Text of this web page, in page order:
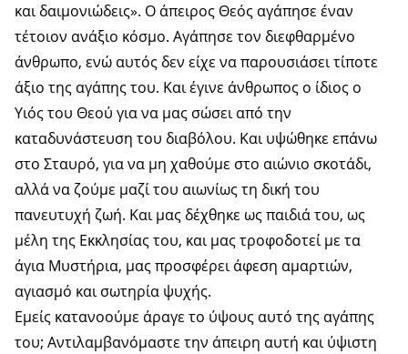
και δαιμονιώδεις». Ο άπειρος Θεός αγάπησε έναν
τέτοιον ανάξιο κόσμο. Αγάπησε τον διεφθαρμένο
άνθρωπο, ενώ αυτός δεν είχε να παρουσιάσει τίποτε
άξιο της αγάπης του. Και έγινε άνθρωπος ο ίδιος ο
Υιός του Θεού για να μας σώσει από την
καταδυνάστευση του διαβόλου. Και υψώθηκε επάνω
στο Σταυρό, για να μη χαθούμε στο αιώνιο σκοτάδι,
αλλά να ζούμε μαζί του αιωνίως τη δική του
πανευτυχή ζωή. Και μας δέχθηκε ως παιδιά του, ως
μέλη της Εκκλησίας του, και μας τροφοδοτεί με τα
άγια Μυστήρια, μας προσφέρει άφεση αμαρτιών,
αγιασμό και σωτηρία ψυχής.
Εμείς κατανοούμε άραγε το ύψους αυτό της αγάπης
του; Αντιλαμβανόμαστε την άπειρη αυτή και ύψιστη